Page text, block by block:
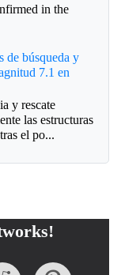
in the
de búsqueda y
7.1 en
y rescate
las estructuras
el po...